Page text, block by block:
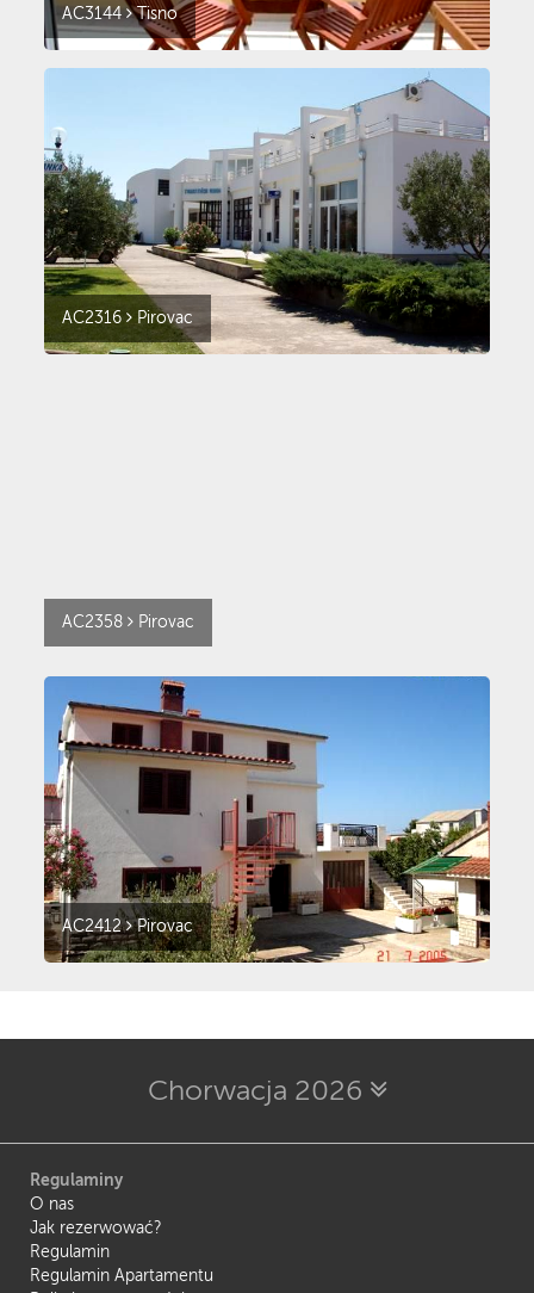
AC3144 Tisno
AC2316 Pirovac
AC2358 Pirovac
AC2412 Pirovac
Chorwacja 2026
Regulaminy
O nas
Jak rezerwować?
Regulamin
Regulamin Apartamentu